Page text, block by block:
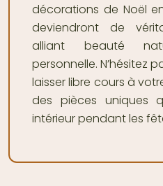
décorations de Noël
deviendront de
alliant beauté
personnelle. N’hésitez
laisser libre cours à
des pièces uniques
intérieur pendant les